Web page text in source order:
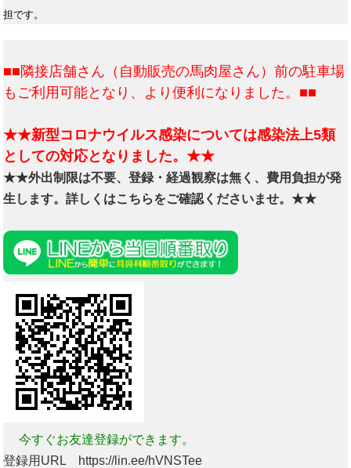
担です。
■■隣接店舗さん（自動販売の馬肉屋さん）前の駐車場
もご利用可能となり、より便利になりました。■■
★★新型コロナウイルス感染については感染法上5類
としての対応となりました。★★
★★外出制限は不要、登録・経過観察は無く、費用負担が発
生します。詳しくはこちらをご確認くださいませ。★★
今すぐお友達登録ができます。
登録用URL https://lin.ee/hVNSTee